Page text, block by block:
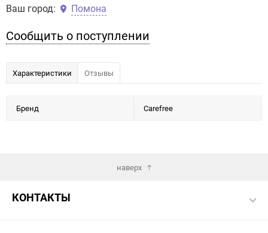
Ваш город: Помона
Сообщить о поступлении
Характеристики Отзывы
Бренд Carefree
наверх
КОНТАКТЫ